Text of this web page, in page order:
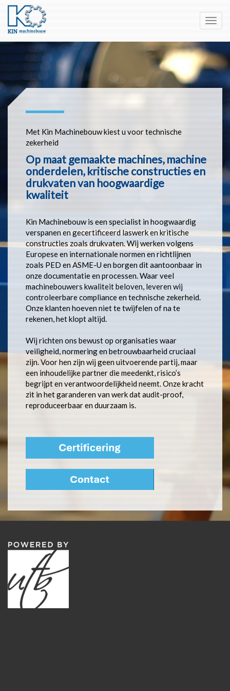
Met Kin Machinebouw kiest u voor technische
zekerheid
Op maat gemaakte machines, machine
onderdelen, kritische constructies en
drukvaten van hoogwaardige
kwaliteit
Kin Machinebouw is een specialist in hoogwaardig
verspanen en gecertificeerd laswerk en kritische
constructies zoals drukvaten. Wij werken volgens
Europese en internationale normen en richtlijnen
zoals PED en ASME-U en borgen dit aantoonbaar in
onze documentatie en processen. Waar veel
machinebouwers kwaliteit beloven, leveren wij
controleerbare compliance en technische zekerheid.
Onze klanten hoeven niet te twijfelen of na te
rekenen, het klopt altijd.
Wij richten ons bewust op organisaties waar
veiligheid, normering en betrouwbaarheid cruciaal
zijn. Voor hen zijn wij geen uitvoerende partij, maar
een inhoudelijke partner die meedenkt, risico’s
begrijpt en verantwoordelijkheid neemt. Onze kracht
zit in het garanderen van werk dat audit-proof,
reproduceerbaar en duurzaam is.